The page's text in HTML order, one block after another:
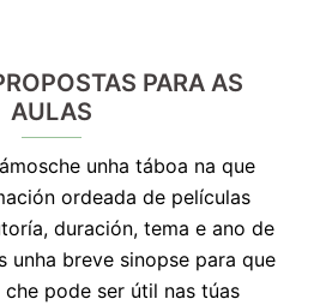
PARA AS
AULAS
unha táboa na que
ordeada de películas
duración, tema e ano de
unha breve sinopse para que
pode ser útil nas túas